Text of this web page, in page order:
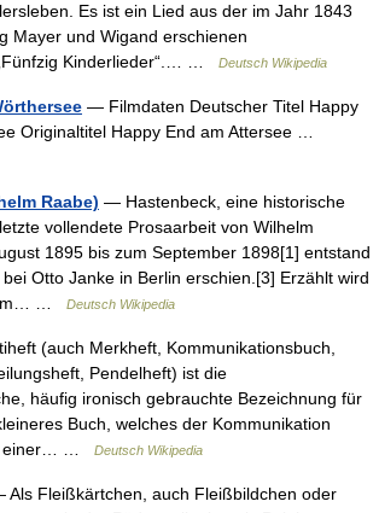
Es ist ein Lied aus der im Jahr 1843
Mayer und Wigand erschienen
Kinderlieder“.… …
Deutsch Wikipedia
— Filmdaten Deutscher Titel Happy
Originaltitel Happy End am Attersee …
Raabe) — Hastenbeck, eine historische
vollendete Prosaarbeit von Wilhelm
1895 bis zum September 1898[1] entstand
Otto Janke in Berlin erschien.[3] Erzählt wird
…
Deutsch Wikipedia
(auch Merkheft, Kommunikationsbuch,
Pendelheft) ist die
häufig ironisch gebrauchte Bezeichnung für
Buch, welches der Kommunikation
einer… …
Deutsch Wikipedia
Als Fleißkärtchen, auch Fleißbildchen oder